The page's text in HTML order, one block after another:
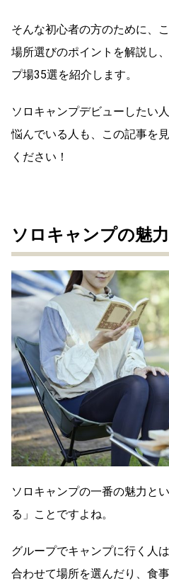
そんな初心者の方のために、
場所選びのポイントを解説し
プ場35選を紹介します。
ソロキャンプデビューしたい
悩んでいる人も、この記事を
ください！
ソロキャンプの魅力
ソロキャンプの一番の魅力と
る」ことですよね。
グループでキャンプに行く人
合わせて場所を選んだり、食